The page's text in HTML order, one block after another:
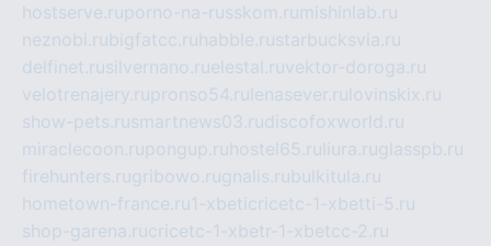
hostserve.ruporno-na-russkom.ru mishinlab.ru
neznobi.rubigfatcc.ru habble.rustarbucksvia.ru
delfinet.rusilvernano.ruelestal.ruvektor-doroga.ru
velotrenajery.rupronso54.ru lenasever.ru lovinskix.ru
show-pets.rusmartnews03.rudiscofoxworld.ru
miraclecoon.rupongup.ru hostel65.ru liura.ruglasspb.ru
firehunters.rugribowo.rugnalis.rubulkitula.ru
hometown-france.ru1-xbeticricetc-1-xbetti-5.ru
shop-garena.rucricetc-1-xbetr-1-xbetcc-2.ru